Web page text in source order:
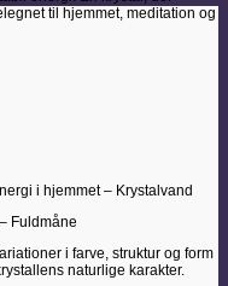
til hjemmet, meditation og
i hjemmet – Krystalvand
Fuldmåne
i farve, struktur og form
naturlige karakter.